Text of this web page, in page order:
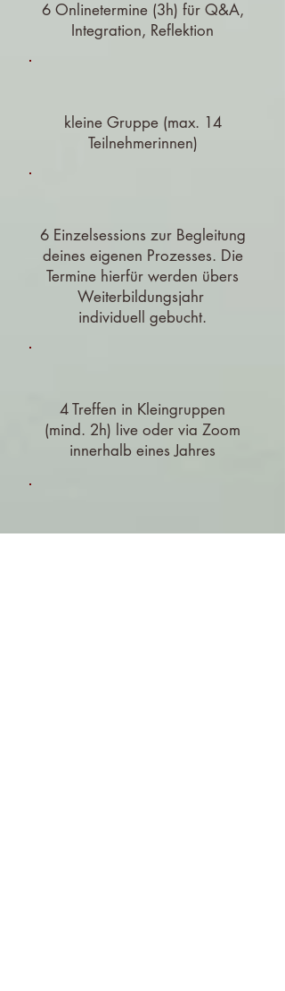
6 Onlinetermine (3h) für Q&A,
Integration, Reflektion
kleine Gruppe (max. 14
Teilnehmerinnen)
6 Einzelsessions zur Begleitung
deines eigenen Prozesses. Die
Termine hierfür werden übers
Weiterbildungsjahr
individuell gebucht.
4 Treffen in Kleingruppen
(mind. 2h) live oder via Zoom
innerhalb eines Jahres